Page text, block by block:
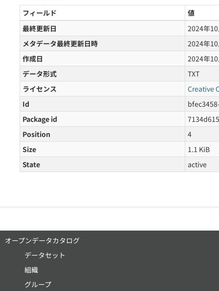
フィールド
値
最終更新日
2024年
メタデータ最終更新日時
2024年
作成日
2024年
データ形式
TXT
ライセンス
Creative
Id
Package id
Position
4
Size
1.1 KiB
State
active
オープンデータカタログ
データセット
組織
グループ